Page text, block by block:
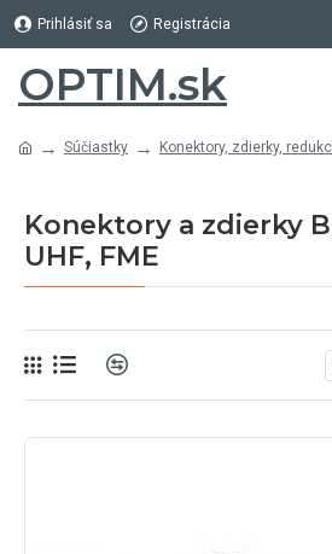
Prihlásiť sa Registrácia
OPTIM.sk
Súčiastky Konektory, zdierky,
Konektory a zdierky
UHF, FME